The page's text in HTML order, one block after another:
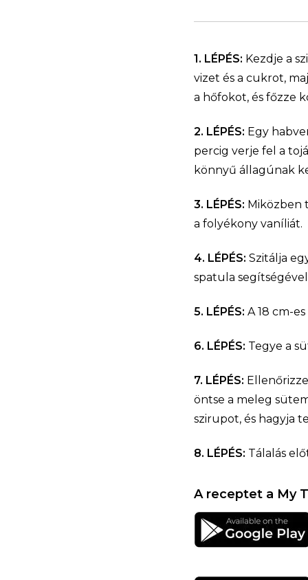
1. LÉPÉS: Kezdje a
vizet és a cukrot,
a hőfokot, és főzze
2. LÉPÉS: Egy
percig verje fel a
könnyű állagúnak
3. LÉPÉS: Miközben
a folyékony vaníliát.
4. LÉPÉS: Szitálja
spatula
5. LÉPÉS: A 18 cm-
6. LÉPÉS: Tegye a
7. LÉPÉS:
öntse a meleg
szirupot, és hagyja
8. LÉPÉS: Tálalás
A receptet a My